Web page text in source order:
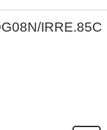
IRRE.85C